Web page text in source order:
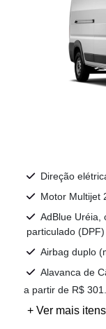
Direção
Motor Multijet
AdBlue Uréia,
particulado (DPF)
Airbag duplo
Alavanca de
a partir de R$
+ Ver mais